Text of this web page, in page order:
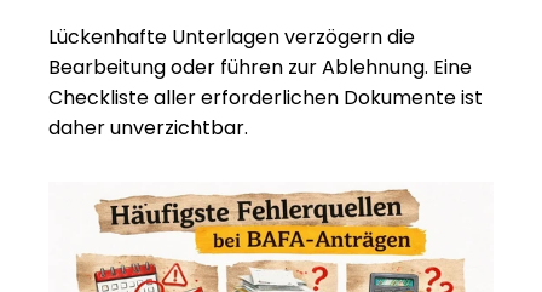
Lückenhafte Unterlagen verzögern die
Bearbeitung oder führen zur Ablehnung. Eine
Checkliste aller erforderlichen Dokumente ist
daher unverzichtbar.